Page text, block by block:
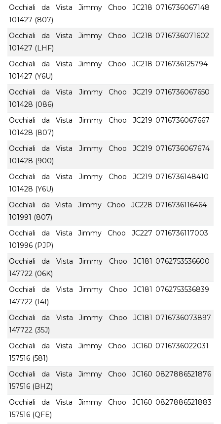
Occhiali da Vista Jimmy Choo JC218
101427 (807)
0716736067148
Occhiali da Vista Jimmy Choo JC218
101427 (LHF)
0716736071602
Occhiali da Vista Jimmy Choo JC218
101427 (Y6U)
0716736125794
Occhiali da Vista Jimmy Choo JC219
101428 (086)
0716736067650
Occhiali da Vista Jimmy Choo JC219
101428 (807)
0716736067667
Occhiali da Vista Jimmy Choo JC219
101428 (900)
0716736067674
Occhiali da Vista Jimmy Choo JC219
101428 (Y6U)
0716736148410
Occhiali da Vista Jimmy Choo JC228
101991 (807)
0716736116464
Occhiali da Vista Jimmy Choo JC227
101996 (PJP)
0716736117003
Occhiali da Vista Jimmy Choo JC181
147722 (06K)
0762753536600
Occhiali da Vista Jimmy Choo JC181
147722 (14I)
0762753536839
Occhiali da Vista Jimmy Choo JC181
147722 (35J)
0716736073897
Occhiali da Vista Jimmy Choo JC160
157516 (581)
0716736022031
Occhiali da Vista Jimmy Choo JC160
157516 (BHZ)
0827886521876
Occhiali da Vista Jimmy Choo JC160
157516 (QFE)
0827886521883